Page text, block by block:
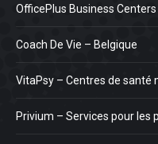
OfficePlus Business Centers
Coach De Vie – Belgique
VitaPsy – Centres de santé
Privium – Services pour les